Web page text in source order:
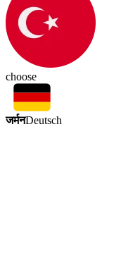
choose
जर्मनDeutsch